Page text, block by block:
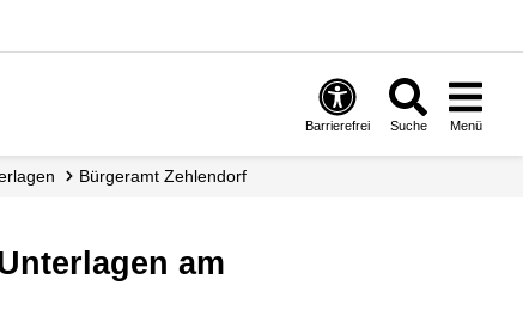
Barrierefrei Suche Menü
Bürgeramt Zehlendorf
am